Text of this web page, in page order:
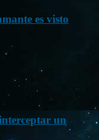
es visto
un